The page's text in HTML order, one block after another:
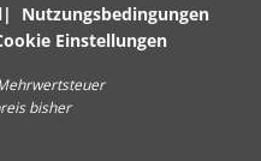
Nutzungsbedingungen
Einstellungen
bisher